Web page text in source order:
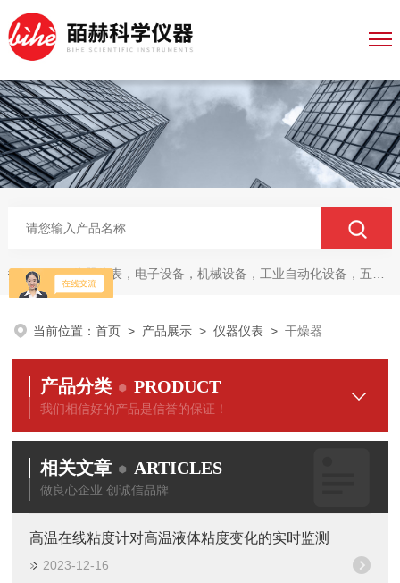
热门关键词：仪器仪表，电子设备，机械设备，工业自动化设备，五金产品，电线电缆，金属材料，电子
当前位置：首页 > 产品展示 >仪器仪表 >干燥器
产品分类 PRODUCT
我们相信好的产品是信誉的保证！
相关文章 ARTICLES
做良心企业 创诚信品牌
高温在线粘度计对高温液体粘度变化的实时监测
2023-12-16